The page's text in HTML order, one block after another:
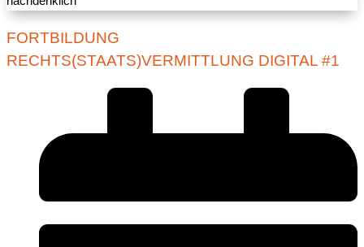
FORTBILDUNG
RECHTS(STAATS)VERMITTLUNG DIGITAL #1